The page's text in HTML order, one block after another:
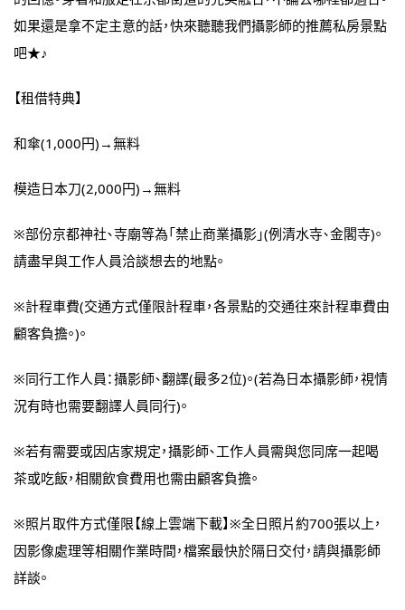
如果還是拿不定主意的話，快來聽聽我們攝影師的推薦私房景點
吧★♪
【租借特典】
和傘(1,000円)→無料
模造日本刀(2,000円)→無料
※部份京都神社、寺廟等為「禁止商業攝影」(例清水寺、金閣寺)。
請盡早與工作人員洽談想去的地點。
※計程車費(交通方式僅限計程車，各景點的交通往來計程車費由
顧客負擔。)。
※同行工作人員：攝影師、翻譯(最多2位)。(若為日本攝影師，視情
況有時也需要翻譯人員同行)。
※若有需要或因店家規定，攝影師、工作人員需與您同席一起喝
茶或吃飯，相關飲食費用也需由顧客負擔。
※照片取件方式僅限【線上雲端下載】※全日照片約700張以上，
因影像處理等相關作業時間，檔案最快於隔日交付，請與攝影師
詳談。